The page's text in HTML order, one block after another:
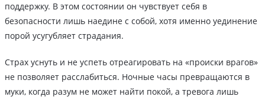
поддержку. В этом состоянии он чувствует себя в
безопасности лишь наедине с собой, хотя именно уединение
порой усугубляет страдания.
Страх уснуть и не успеть отреагировать на «происки врагов»
не позволяет расслабиться. Ночные часы превращаются в
муки, когда разум не может найти покой, а тревога лишь